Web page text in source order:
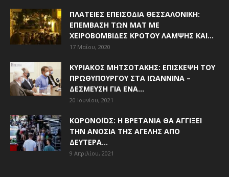
ΠΛΑΤΕΊΕΣ ΕΠΕΙΣΌΔΙΑ ΘΕΣΣΑΛΟΝΊΚΗ:
ΕΠΈΜΒΑΣΗ ΤΩΝ ΜΑΤ ΜΕ
ΧΕΙΡΟΒΟΜΒΊΔΕΣ ΚΡΌΤΟΥ ΛΆΜΨΗΣ ΚΑΙ...
17 Μαΐου, 2020
ΚΥΡΙΆΚΟΣ ΜΗΤΣΟΤΆΚΗΣ: ΕΠΊΣΚΕΨΗ ΤΟΥ
ΠΡΩΘΥΠΟΥΡΓΟΎ ΣΤΑ ΙΩΆΝΝΙΝΑ –
ΔΈΣΜΕΥΣΗ ΓΙΑ ΈΝΑ...
20 Ιουνίου, 2021
ΚΟΡΟΝΟΪΌΣ: Η ΒΡΕΤΑΝΊΑ ΘΑ ΑΓΓΊΞΕΙ
ΤΗΝ ΑΝΟΣΊΑ ΤΗΣ ΑΓΈΛΗΣ ΑΠΌ
ΔΕΥΤΈΡΑ...
9 Απριλίου, 2021